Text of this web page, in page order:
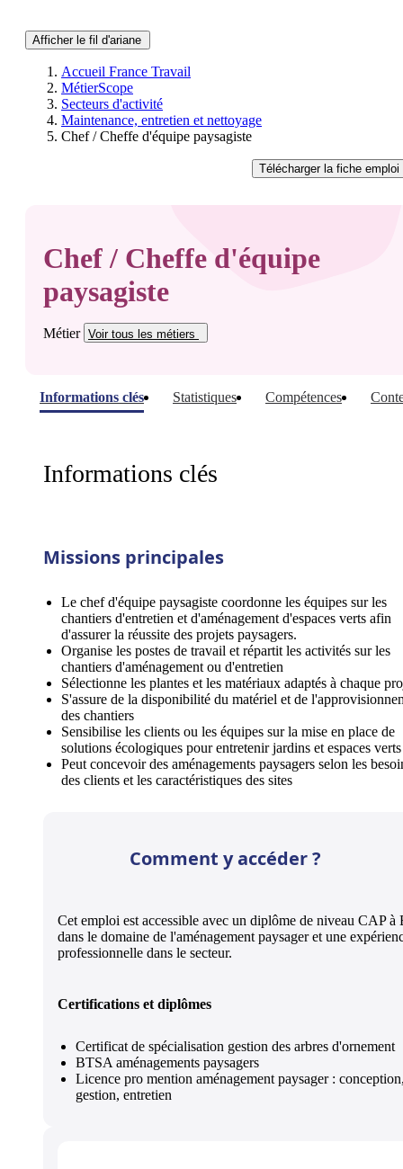
Afficher le fil d'ariane
Accueil France Travail
MétierScope
Secteurs d'activité
Maintenance, entretien et nettoyage
Chef / Cheffe d'équipe paysagiste
Télécharger la fiche emploi
Chef / Cheffe d'équipe
paysagiste
Métier Voir tous les métiers
Informations clés Statistiques Compétences
Informations clés
Missions principales
Le chef d'équipe paysagiste coordonne les équipes sur les
chantiers d'entretien et d'aménagement d'espaces verts afin
d'assurer la réussite des projets paysagers.
Organise les postes de travail et répartit les activités sur les
chantiers d'aménagement ou d'entretien
Sélectionne les plantes et les matériaux adaptés à chaque
S'assure de la disponibilité du matériel et de
des chantiers
Sensibilise les clients ou les équipes sur la mise en place de
solutions écologiques pour entretenir jardins et espaces verts
Peut concevoir des aménagements paysagers selon les
des clients et les caractéristiques des sites
Comment y accéder ?
Cet emploi est accessible avec un diplôme de niveau CAP à
dans le domaine de l'aménagement paysager et une
professionnelle dans le secteur.
Certifications et diplômes
Certificat de spécialisation gestion des arbres d'ornement
BTSA aménagements paysagers
Licence pro mention aménagement paysager :
gestion, entretien